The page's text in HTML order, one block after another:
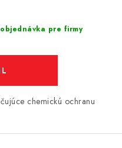
pre firmy
chemickú ochranu